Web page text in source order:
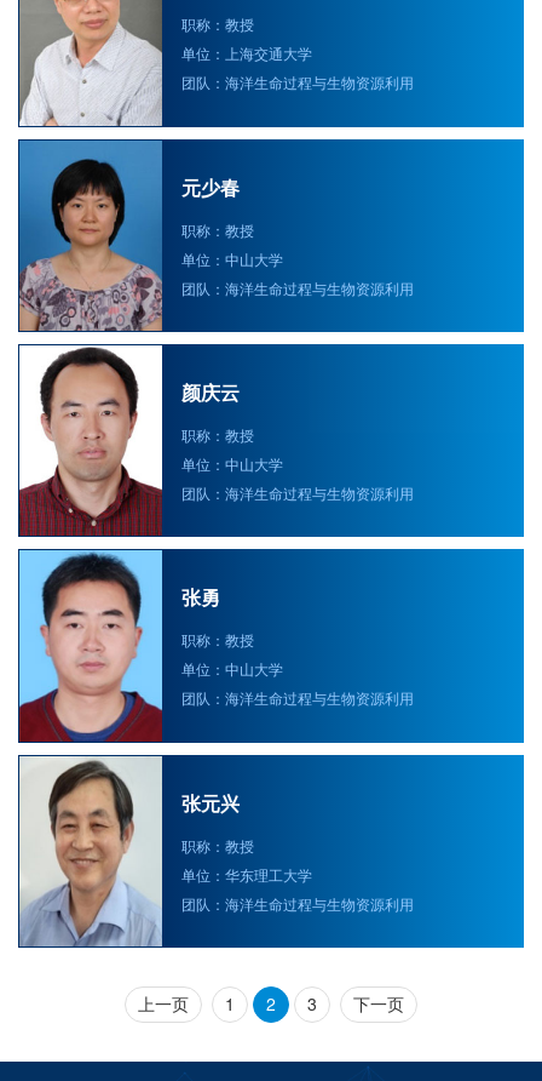
职称：教授
单位：上海交通大学
团队：海洋生命过程与生物资源利用
元少春
职称：教授
单位：中山大学
团队：海洋生命过程与生物资源利用
颜庆云
职称：教授
单位：中山大学
团队：海洋生命过程与生物资源利用
张勇
职称：教授
单位：中山大学
团队：海洋生命过程与生物资源利用
张元兴
职称：教授
单位：华东理工大学
团队：海洋生命过程与生物资源利用
上一页 1 2 3 下一页